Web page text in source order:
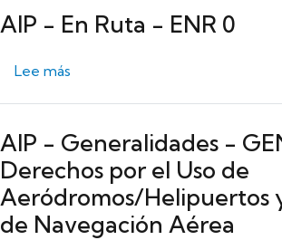
AIP - En Ruta - ENR 0
Lee más
AIP - Generalidades -
Derechos por el Uso de
Aeródromos/Helipuertos
de Navegación Aérea